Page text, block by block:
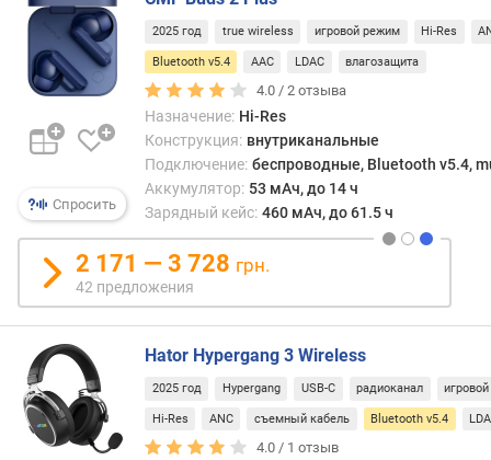
м
и
н
ч
а
т
о
а
ц
)
м
а
Спросить
2025 год true wireless игровой режим Hi-Res
Bluetooth v5.4 AAC LDAC влагозащита
4.0 /2 отзыва
Назначение: Hi-Res
Конструкция: внутриканальные
Подключение: беспроводные, Bluetooth v5.4,
Аккумулятор: 53 мАч, до 14 ч
Зарядный кейс: 460 мАч, до 61.5 ч
2 171 — 3 728 грн.
42 предложения
Hator Hypergang 3 Wireless
2025 год Hypergang USB-C радиоканал
Hi-Res ANC съемный кабель Bluetooth v5.4
4.0 / 1 отзыв